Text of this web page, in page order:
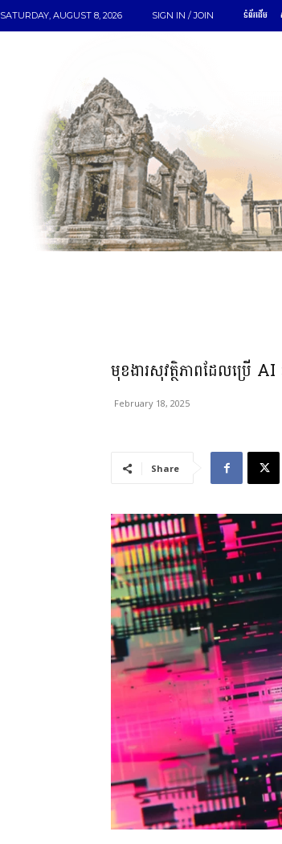
SATURDAY, AUGUST 8, 2026 SIGN IN / JOIN ទំព័រដើម
មុខងារសុវត្ថិភាពដែលប្រើ
February 18, 2025
Share